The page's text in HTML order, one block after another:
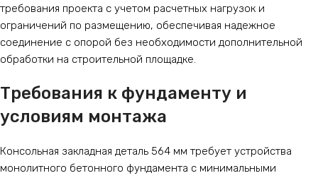
требования проекта с учетом расчетных нагрузок и
ограничений по размещению, обеспечивая надежное
соединение с опорой без необходимости дополнительной
обработки на строительной площадке.
Требования к фундаменту и
условиям монтажа
Консольная закладная деталь 564 мм требует устройства
монолитного бетонного фундамента с минимальными